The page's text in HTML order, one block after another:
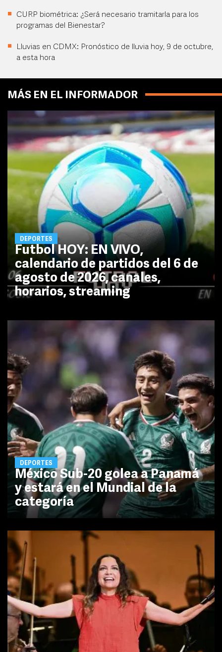
CURP biométrica: ¿Será necesario tramitarla para los
programas del Bienestar?
Lluvias en CDMX: Pronóstico de lluvia hoy, 9 de octubre,
a esta hora
MÁS EN EL INFORMADOR
DEPORTES
Futbol HOY: EN VIVO,
calendario de partidos del 6 de
agosto de 2026, canales,
horarios, streaming
DEPORTES
México Sub-20 golea a Panamá
y estará en el Mundial de la
categoría